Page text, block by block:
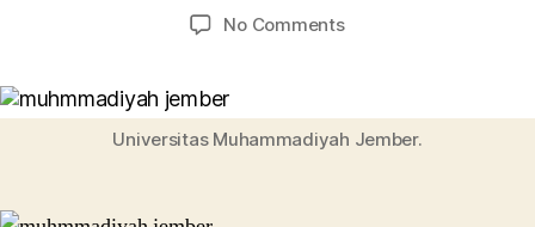
date
No Commentson
Beasiswa
Universitas Muhammadiyah Jember.